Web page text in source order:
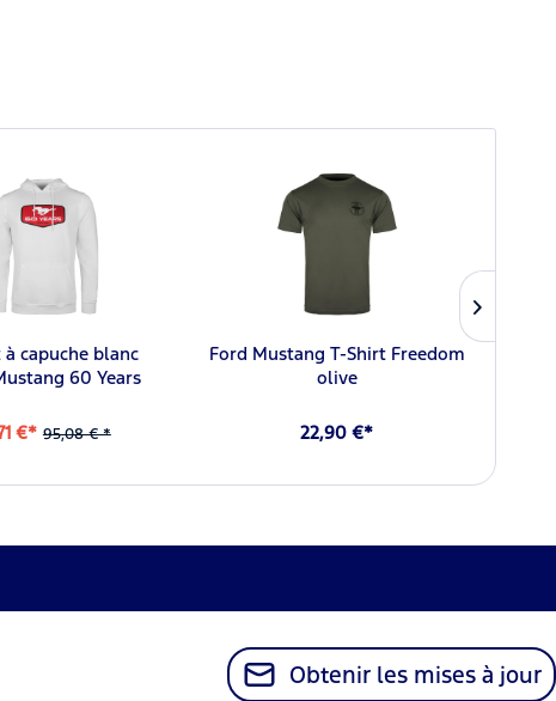
à capuche blanc
60 Years
€* 95,08 € *
Ford Mustang T-Shirt Freedom
olive
22,90 €*
Obtenir les mises à jour